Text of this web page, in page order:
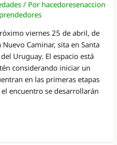
/ Por hacedoresenaccion
viernes 25 de abril, de
Caminar, sita en Santa
Uruguay. El espacio está
considerando iniciar un
en las primeras etapas
encuentro se desarrollarán